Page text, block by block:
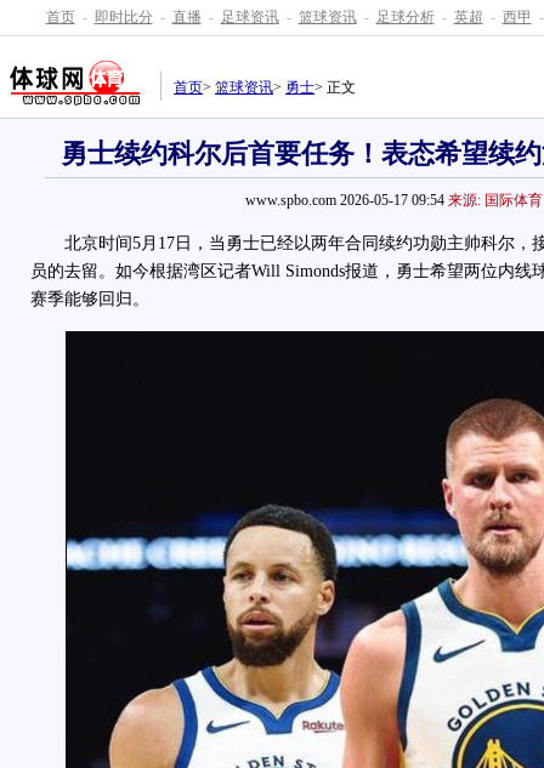
首页 - 即时比分 - 直播 - 足球资讯 - 篮球资讯 - 足球分析 - 英超 - 西甲 -
首页> 篮球资讯> 勇士> 正文
勇士续约科尔后首要任务！表态希望续
www.spbo.com 2026-05-17 09:54 来源: 国际体育
北京时间5月17日，当勇士已经以两年合同续约功勋主帅科尔，
员的去留。如今根据湾区记者Will Simonds报道，勇士希望两位内线
赛季能够回归。